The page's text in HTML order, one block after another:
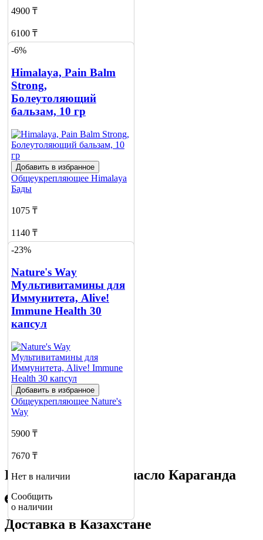
4900 ₸
6100 ₸
Нет в наличии
Сообщить
о наличии
-6%
Himalaya, Pain Balm
Strong,
Болеутоляющий
бальзам, 10 гр
Добавить в избранное
Общеукрепляющее Himalaya
Бады
1075 ₸
1140 ₸
Нет в наличии
Сообщить
о наличии
1
-23%
Nature's Way
Мультивитамины для
Иммунитета, Alive!
Immune Health 30
капсул
Добавить в избранное
Общеукрепляющее Nature's
Way
5900 ₸
7670 ₸
Нет в наличии
Сообщить
о наличии
Купить Чесночное масло Караганда
Доставка в Казахстане